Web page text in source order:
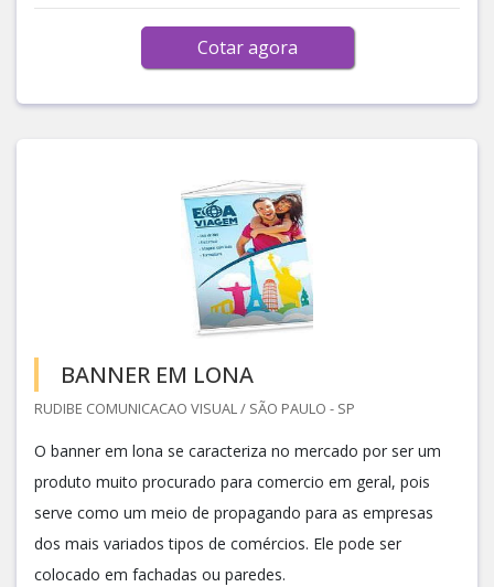
Cotar agora
BANNER EM LONA
RUDIBE COMUNICACAO VISUAL / SÃO PAULO - SP
O banner em lona se caracteriza no mercado por ser um
produto muito procurado para comercio em geral, pois
serve como um meio de propagando para as empresas
dos mais variados tipos de comércios. Ele pode ser
colocado em fachadas ou paredes.